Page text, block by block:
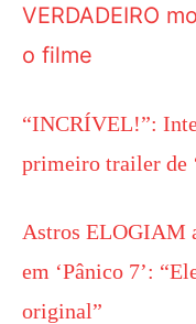
VERDADEIRO
o filme
“INCRÍVEL!”:
primeiro trailer de
Astros ELOGIAM
em ‘Pânico 7’:
original”